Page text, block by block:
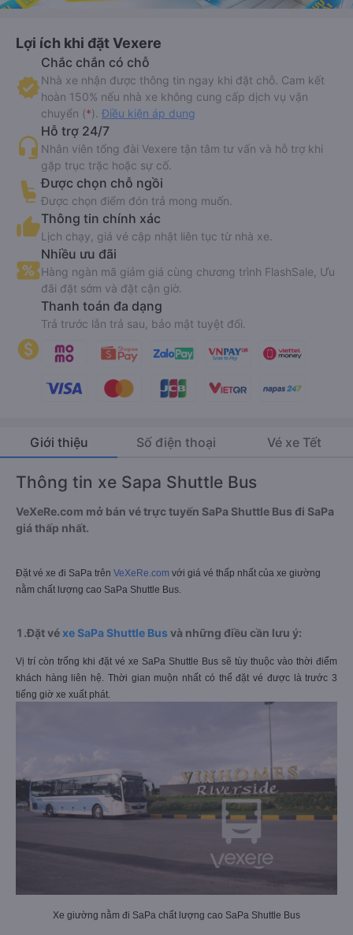
Lợi ích khi đặt Vexere
Chắc chắn có chỗ
Nhà xe nhận được thông tin ngay khi đặt chỗ. Cam kết
hoàn 150% nếu nhà xe không cung cấp dịch vụ vận
chuyển (*). Điều kiện áp dụng
Hỗ trợ 24/7
Nhân viên tổng đài Vexere tận tâm tư vấn và hỗ trợ khi
gặp trục trặc hoặc sự cố.
Được chọn chỗ ngồi
Được chọn điểm đón trả mong muốn.
Thông tin chính xác
Lịch chạy, giá vé cập nhật liên tục từ nhà xe.
Nhiều ưu đãi
Hàng ngàn mã giảm giá cùng chương trình FlashSale, Ưu
đãi đặt sớm và đặt cận giờ.
Thanh toán đa dạng
Trả trước lẫn trả sau, bảo mật tuyệt đối.
Giới thiệu Số điện thoại Vé xe Tết
Thông tin xe Sapa Shuttle Bus
VeXeRe.com mở bán vé trực tuyến SaPa Shuttle Bus đi SaPa
giá thấp nhất.
Đặt vé xe đi SaPa trên VeXeRe.com với giá vé thấp nhất của xe giường
nằm chất lượng cao SaPa Shuttle Bus.
1.Đặt vé xe SaPa Shuttle Busvà những điều cần lưu ý:
Vị trí còn trống khi đặt vé xe SaPa Shuttle Bus sẽ tùy thuộc vào thời điểm
khách hàng liên hệ. Thời gian muộn nhất có thể đặt vé được là trước 3
tiếng giờ xe xuất phát.
Xe giường nằm đi SaPa chất lượng cao SaPa Shuttle Bus